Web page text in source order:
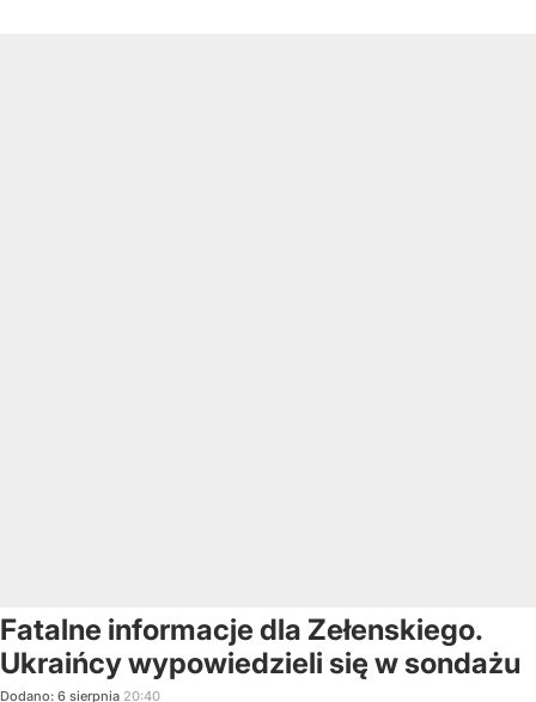
Fatalne informacje dla Zełenskiego.
Ukraińcy wypowiedzieli się w sondażu
Dodano: 6 sierpnia 20:40